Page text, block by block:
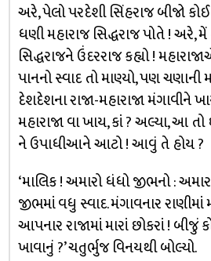
અરે, પેલો પરદેશી સિંહરાજ બીજો
ધણી મહારાજ સિદ્ધરાજ પોતે ! અરે, મેં
સિદ્ધરાજને ઉંદરરાજ કહ્યો !
પાનનો સ્વાદ તો માણ્યો, પણ ચણાની
દેશદેશના રાજા-મહારાજા
મહારાજા વા ખાય, કાં ? અલ્યા, આ તો
ને ઉપાધીઆને આટો ! આવું તે હોય ?
‘માલિક ! અમારો ધંધો જીભનો :
જીભમાં વધુ સ્વાદ. મંગાવનાર રાણીમાં
આપનાર રાજામાં મારાં છોકરાં ! બીજું
ખાવાનું ?’ ચતુર્ભુજ વિનયથી બોલ્યો.